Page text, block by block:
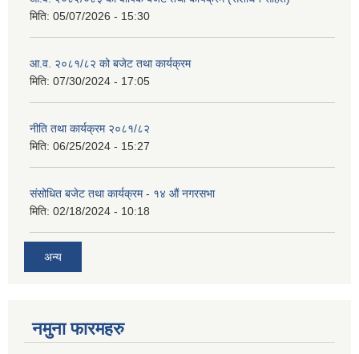
मिति: 05/07/2026 - 15:30
आ.व. २०८१/८२ को बजेट तथा कार्यक्रम
मिति: 07/30/2024 - 17:05
नीति तथा कार्यक्रम २०८१/८२
मिति: 06/25/2024 - 15:27
संसोधित बजेट तथा कार्यक्रम - १४ औं नगरसभा
मिति: 02/18/2024 - 10:18
अन्य
नमुना फारमहरु